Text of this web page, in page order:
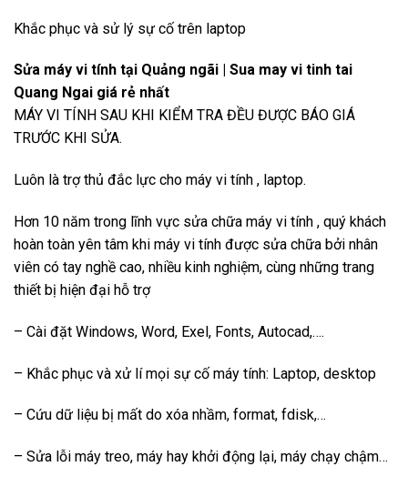
Khắc phục và sử lý sự cố trên laptop
Sửa máy vi tính tại Quảng ngãi | Sua may vi tinh tai
Quang Ngai giá rẻ nhất
MÁY VI TÍNH SAU KHI KIỂM TRA ĐỀU ĐƯỢC BÁO GIÁ
TRƯỚC KHI SỬA.
Luôn là trợ thủ đắc lực cho máy vi tính , laptop.
Hơn 10 năm trong lĩnh vực sửa chữa máy vi tính , quý khách
hoàn toàn yên tâm khi máy vi tính được sửa chữa bởi nhân
viên có tay nghề cao, nhiều kinh nghiệm, cùng những trang
thiết bị hiện đại hỗ trợ
– Cài đặt Windows, Word, Exel, Fonts, Autocad,….
– Khắc phục và xử lí mọi sự cố máy tính: Laptop, desktop
– Cứu dữ liệu bị mất do xóa nhầm, format, fdisk,…
– Sửa lỗi máy treo, máy hay khởi động lại, máy chạy chậm…